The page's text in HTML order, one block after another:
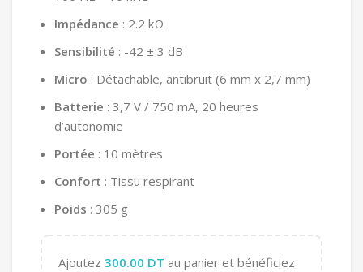
Impédance : 2.2 kΩ
Sensibilité : -42 ± 3 dB
Micro : Détachable, antibruit (6 mm x 2,7 mm)
Batterie : 3,7 V / 750 mA, 20 heures
d’autonomie
Portée : 10 mètres
Confort : Tissu respirant
Poids : 305 g
Ajoutez 300.00 DT au panier et bénéficiez